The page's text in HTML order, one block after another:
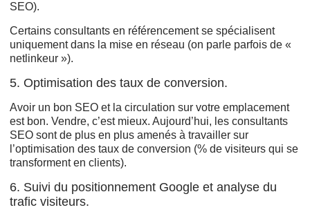
SEO).
Certains consultants en référencement se spécialisent
uniquement dans la mise en réseau (on parle parfois de «
netlinkeur »).
5. Optimisation des taux de conversion.
Avoir un bon SEO et la circulation sur votre emplacement
est bon. Vendre, c’est mieux. Aujourd’hui, les consultants
SEO sont de plus en plus amenés à travailler sur
l’optimisation des taux de conversion (% de visiteurs qui se
transforment en clients).
6. Suivi du positionnement Google et analyse du
trafic visiteurs.